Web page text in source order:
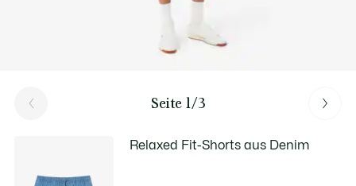
Seite 1/3
Relaxed Fit-Shorts aus Denim